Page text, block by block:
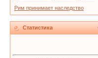
Рим принимает наследство
Статистика